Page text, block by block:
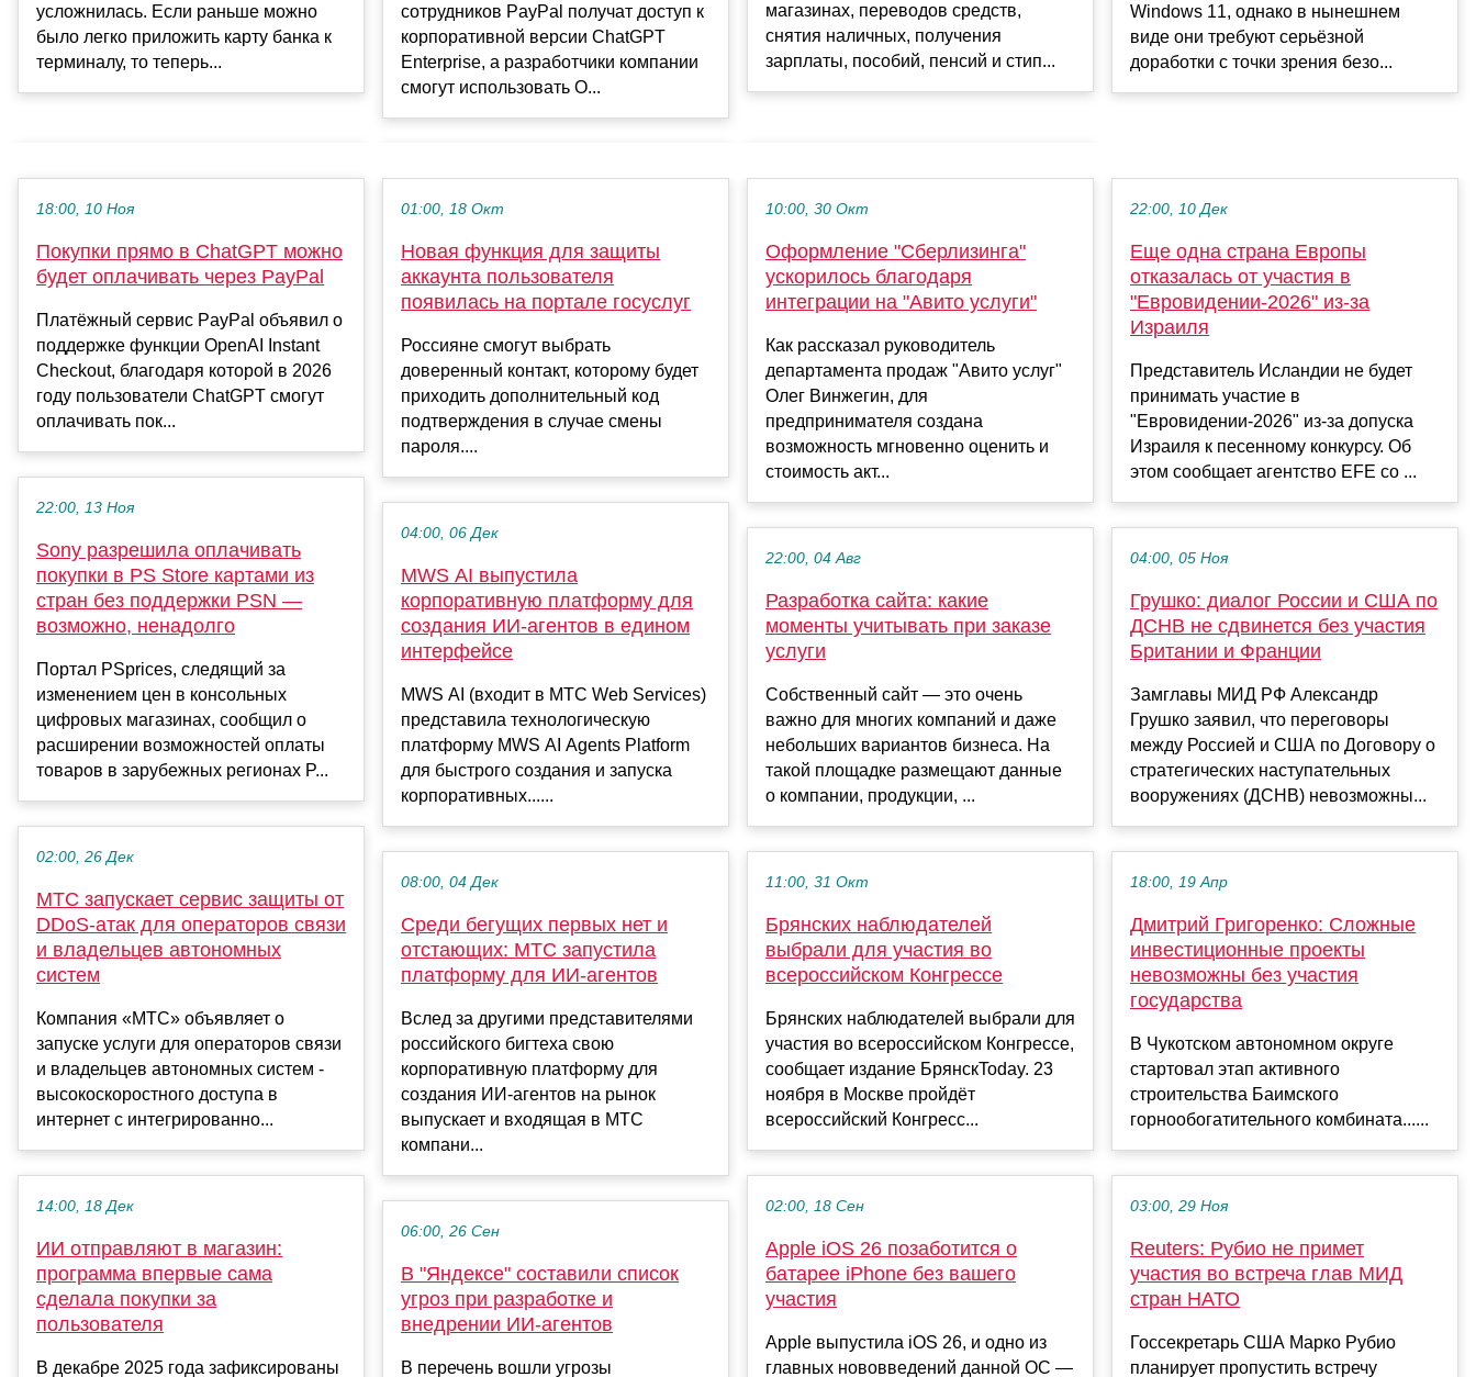
усложнилась. Если раньше можно
было легко приложить карту банка к
терминалу, то теперь...
сотрудников PayPal получат доступ к
корпоративной версии ChatGPT
Enterprise, а разработчики компании
смогут использовать O...
магазинах, переводов средств,
снятия наличных, получения
зарплаты, пособий, пенсий и стип...
Windows 11, однако в нынешнем
виде они требуют серьёзной
доработки с точки зрения безо...
18:00, 10 Ноя
Покупки прямо в ChatGPT можно
будет оплачивать через PayPal
Платёжный сервис PayPal объявил о
поддержке функции OpenAI Instant
Checkout, благодаря которой в 2026
году пользователи ChatGPT смогут
оплачивать пок...
22:00, 13 Ноя
Sony разрешила оплачивать
покупки в PS Store картами из
стран без поддержки PSN —
возможно, ненадолго
Портал PSprices, следящий за
изменением цен в консольных
цифровых магазинах, сообщил о
расширении возможностей оплаты
товаров в зарубежных регионах P...
02:00, 26 Дек
МТС запускает сервис защиты от
DDoS-атак для операторов связи
и владельцев автономных
систем
Компания «МТС» объявляет о
запуске услуги для операторов связи
и владельцев автономных систем -
высокоскоростного доступа в
интернет с интегрированно...
14:00, 18 Дек
ИИ отправляют в магазин:
программа впервые сама
сделала покупки за
пользователя
В декабре 2025 года зафиксированы
01:00, 18 Окт
Новая функция для защиты
аккаунта пользователя
появилась на портале госуслуг
Россияне смогут выбрать
доверенный контакт, которому будет
приходить дополнительный код
подтверждения в случае смены
пароля....
04:00, 06 Дек
MWS AI выпустила
корпоративную платформу для
создания ИИ-агентов в едином
интерфейсе
MWS AI (входит в МТС Web Services)
представила технологическую
платформу MWS AI Agents Platform
для быстрого создания и запуска
корпоративных......
08:00, 04 Дек
Среди бегущих первых нет и
отстающих: МТС запустила
платформу для ИИ-агентов
Вслед за другими представителями
российского бигтеха свою
корпоративную платформу для
создания ИИ-агентов на рынок
выпускает и входящая в МТС
компани...
06:00, 26 Сен
В "Яндексе" составили список
угроз при разработке и
внедрении ИИ-агентов
В перечень вошли угрозы
10:00, 30 Окт
Оформление "Сберлизинга"
ускорилось благодаря
интеграции на "Авито услуги"
Как рассказал руководитель
департамента продаж "Авито услуг"
Олег Винжегин, для
предпринимателя создана
возможность мгновенно оценить и
стоимость акт...
22:00, 04 Авг
Разработка сайта: какие
моменты учитывать при заказе
услуги
Собственный сайт — это очень
важно для многих компаний и даже
небольших вариантов бизнеса. На
такой площадке размещают данные
о компании, продукции, ...
11:00, 31 Окт
Брянских наблюдателей
выбрали для участия во
всероссийском Конгрессе
Брянских наблюдателей выбрали для
участия во всероссийском Конгрессе,
сообщает издание БрянскToday. 23
ноября в Москве пройдёт
всероссийский Конгресс...
02:00, 18 Сен
Apple iOS 26 позаботится о
батарее iPhone без вашего
участия
Apple выпустила iOS 26, и одно из
главных нововведений данной ОС —
22:00, 10 Дек
Еще одна страна Европы
отказалась от участия в
"Евровидении-2026" из-за
Израиля
Представитель Исландии не будет
принимать участие в
"Евровидении-2026" из-за допуска
Израиля к песенному конкурсу. Об
этом сообщает агентство EFE со ...
04:00, 05 Ноя
Грушко: диалог России и США по
ДСНВ не сдвинется без участия
Британии и Франции
Замглавы МИД РФ Александр
Грушко заявил, что переговоры
между Россией и США по Договору о
стратегических наступательных
вооружениях (ДСНВ) невозможны...
18:00, 19 Апр
Дмитрий Григоренко: Сложные
инвестиционные проекты
невозможны без участия
государства
В Чукотском автономном округе
стартовал этап активного
строительства Баимского
горнообогатительного комбината......
03:00, 29 Ноя
Reuters: Рубио не примет
участия во встреча глав МИД
стран НАТО
Госсекретарь США Марко Рубио
планирует пропустить встречу